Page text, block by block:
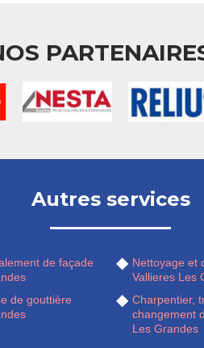
Autres services
de façade
de gouttière
Nettoyage et
Vallieres Les
Charpentier,
changement
Les Grandes